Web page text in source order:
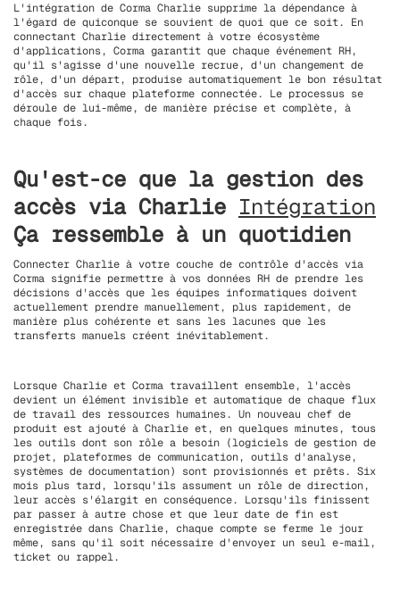
L'intégration de Corma Charlie supprime la dépendance à
l'égard de quiconque se souvient de quoi que ce soit. En
connectant Charlie directement à votre écosystème
d'applications, Corma garantit que chaque événement RH,
qu'il s'agisse d'une nouvelle recrue, d'un changement de
rôle, d'un départ, produise automatiquement le bon résultat
d'accès sur chaque plateforme connectée. Le processus se
déroule de lui-même, de manière précise et complète, à
chaque fois.
Qu'est-ce que la gestion des
accès via Charlie Intégration
Ça ressemble à un quotidien
Connecter Charlie à votre couche de contrôle d'accès via
Corma signifie permettre à vos données RH de prendre les
décisions d'accès que les équipes informatiques doivent
actuellement prendre manuellement, plus rapidement, de
manière plus cohérente et sans les lacunes que les
transferts manuels créent inévitablement.
Lorsque Charlie et Corma travaillent ensemble, l'accès
devient un élément invisible et automatique de chaque flux
de travail des ressources humaines. Un nouveau chef de
produit est ajouté à Charlie et, en quelques minutes, tous
les outils dont son rôle a besoin (logiciels de gestion de
projet, plateformes de communication, outils d'analyse,
systèmes de documentation) sont provisionnés et prêts. Six
mois plus tard, lorsqu'ils assument un rôle de direction,
leur accès s'élargit en conséquence. Lorsqu'ils finissent
par passer à autre chose et que leur date de fin est
enregistrée dans Charlie, chaque compte se ferme le jour
même, sans qu'il soit nécessaire d'envoyer un seul e-mail,
ticket ou rappel.